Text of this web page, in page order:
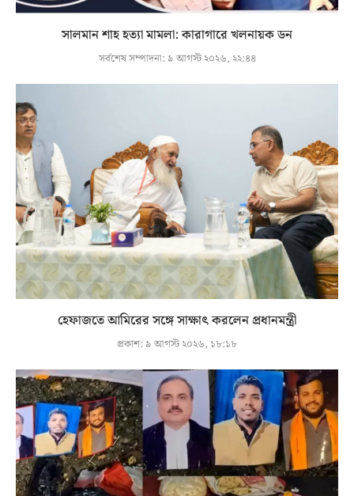
সালমান শাহ হত্যা মামলা: কারাগারে খলনায়ক ডন
সর্বশেষ সম্পাদনা: ৯ আগস্ট ২০২৬, ২২:৪৪
হেফাজতে আমিরের সঙ্গে সাক্ষাৎ করলেন প্রধানমন্ত্রী
প্রকাশ: ৯ আগস্ট ২০২৬, ১৮:১৮